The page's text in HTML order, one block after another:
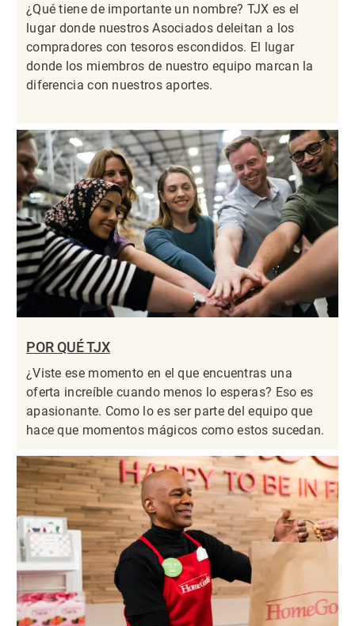
¿Qué tiene de importante un nombre? TJX es el
lugar donde nuestros Asociados deleitan a los
compradores con tesoros escondidos. El lugar
donde los miembros de nuestro equipo marcan la
diferencia con nuestros aportes.
POR QUÉ TJX
¿Viste ese momento en el que encuentras una
oferta increíble cuando menos lo esperas? Eso es
apasionante. Como lo es ser parte del equipo que
hace que momentos mágicos como estos sucedan.